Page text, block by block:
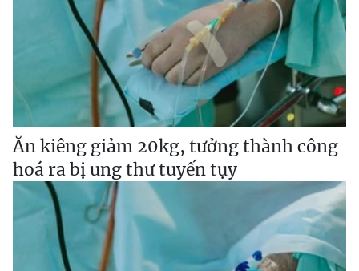
Ăn kiêng giảm 20kg, tưởng thành công
hoá ra bị ung thư tuyến tụy